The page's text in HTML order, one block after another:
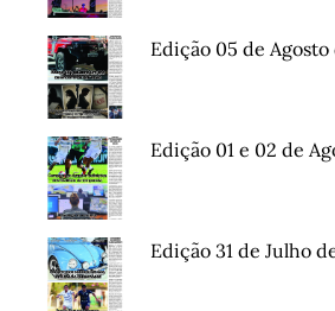
Edição 05 de
Edição 01 e 02 de
Edição 31 de Julho